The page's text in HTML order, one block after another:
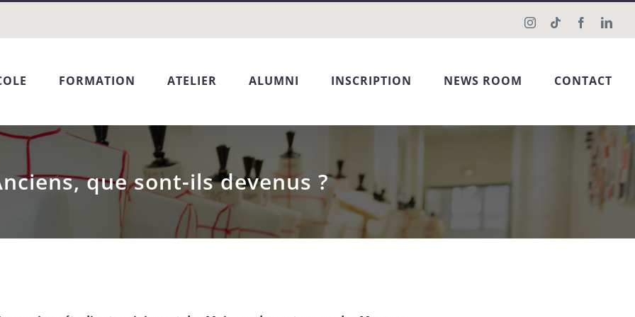
Instagram
Tiktok Facebook
FORMATION ATELIER ALUMNI INSCRIPTION NEWS ROOM CONTACT
que sont-ils devenus ?